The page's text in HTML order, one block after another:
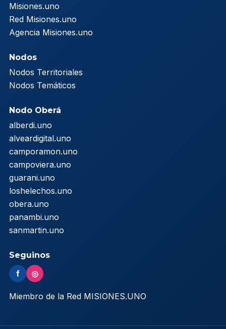
Misiones.uno
Red Misiones.uno
Agencia Misiones.uno
Nodos
Nodos Territoriales
Nodos Temáticos
Nodo Oberá
alberdi.uno
alveardigital.uno
camporamon.uno
campoviera.uno
guarani.uno
loshelechos.uno
obera.uno
panambi.uno
sanmartin.uno
Seguinos
f ◎
Miembro de la Red MISIONES.UNO